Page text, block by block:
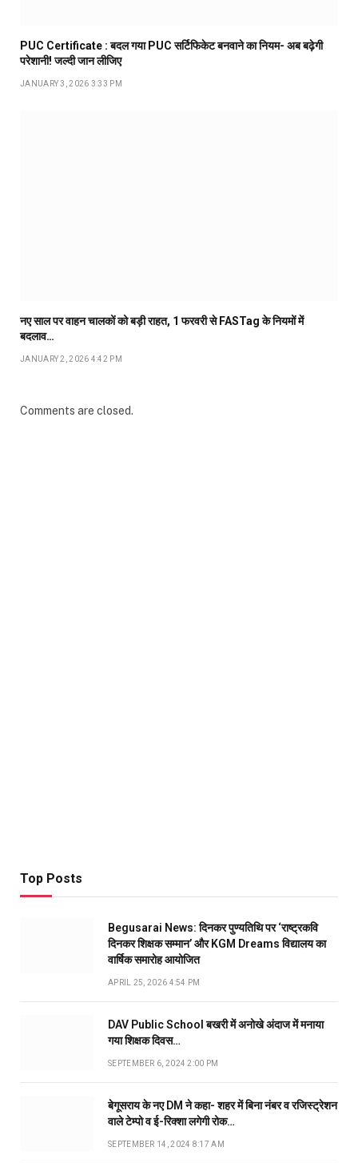
PUC Certificate : बदल गया PUC सर्टिफिकेट बनवाने का नियम- अब बढ़ेगी
परेशानी! जल्दी जान लीजिए
JANUARY 3, 2026 3:33 PM
नए साल पर वाहन चालकों को बड़ी राहत, 1 फरवरी से FASTag के नियमों में
बदलाव…
JANUARY 2, 2026 4:42 PM
Comments are closed.
Top Posts
Begusarai News: दिनकर पुण्यतिथि पर ‘राष्ट्रकवि
दिनकर शिक्षक सम्मान’ और KGM Dreams विद्यालय का
वार्षिक समारोह आयोजित
APRIL 25, 2026 4:54 PM
DAV Public School बखरी में अनोखे अंदाज में मनाया
गया शिक्षक दिवस…
SEPTEMBER 6, 2024 2:00 PM
बेगूसराय के नए DM ने कहा- शहर में बिना नंबर व रजिस्ट्रेशन
वाले टेम्पो व ई-रिक्शा लगेगी रोक…
SEPTEMBER 14, 2024 8:17 AM